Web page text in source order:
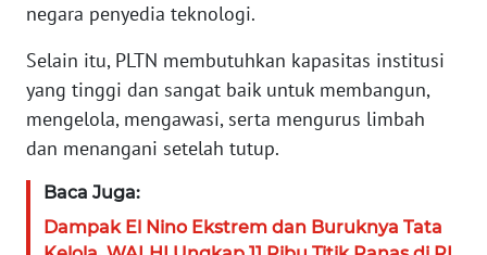
negara penyedia teknologi.
Selain itu, PLTN membutuhkan kapasitas institusi
yang tinggi dan sangat baik untuk membangun,
mengelola, mengawasi, serta mengurus limbah
dan menangani setelah tutup.
Baca Juga:
Dampak El Nino Ekstrem dan Buruknya Tata
WN
PAPUA
WN
PAPUA
BARAT
WN
RIAU